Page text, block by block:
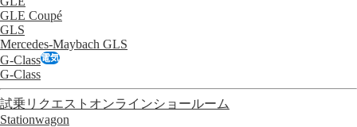
GLE Coupé
GLS
Mercedes-Maybach GLS
G-Class電気
G-Class
試乗リクエスト オンラインショールーム
Stationwagon